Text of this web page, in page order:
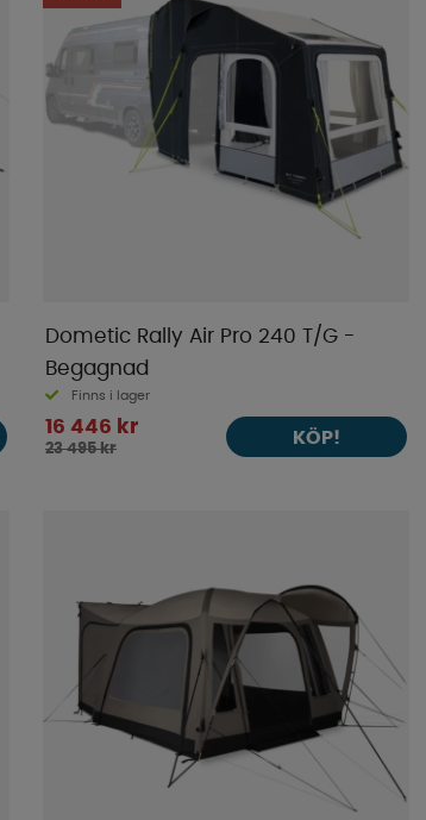
Dometic Rally Air Pro 240 T/G -
Begagnad
Finns i lager
16 446 kr
23 495 kr
KÖP!